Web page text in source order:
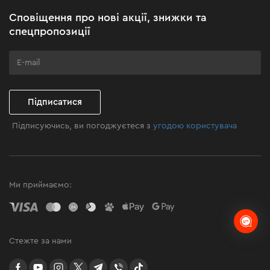
Клуб майстерності
Сповіщення про нові акції, знижки та
спецпропозиції
Підписатися
Підписуючись, ви погоджуєтеся зугодою користувача
Ми приймаємо:
Стежте за нами
facebookyoutubeinstagramtwittertelegram
Viber TikTok